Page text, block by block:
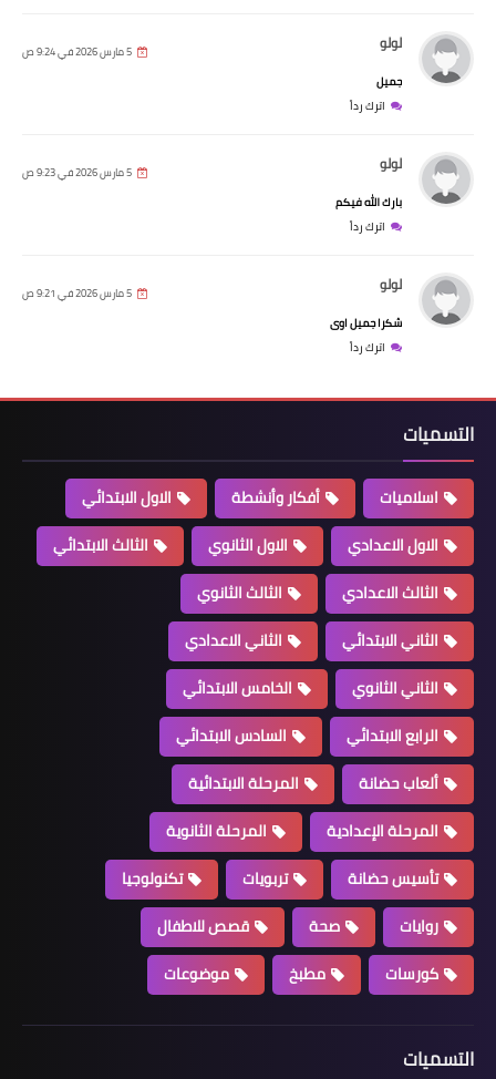
لولو 5 مارس 2026 في 9:24 ص
جميل
اترك رداً
لولو 5 مارس 2026 في 9:23 ص
بارك الله فيكم
اترك رداً
لولو 5 مارس 2026 في 9:21 ص
شكرا جميل اوى
اترك رداً
التسميات
اسلاميات أفكار وأنشطة
الاول الابتدائي
الاول الاعدادي
الاول الثانوي
الثالث الابتدائي
الثالث الاعدادي
الثالث الثانوي
الثاني الابتدائي
الثاني الاعدادي
الثاني الثانوي
الخامس الابتدائي
الرابع الابتدائي
السادس الابتدائي
ألعاب حضانة
المرحلة الابتدائية
المرحلة الإعدادية
المرحلة الثانوية
تأسيس حضانة
تربويات
تكنولوجيا
روايات
صحة
قصص للاطفال
كورسات
مطبخ موضوعات
التسميات